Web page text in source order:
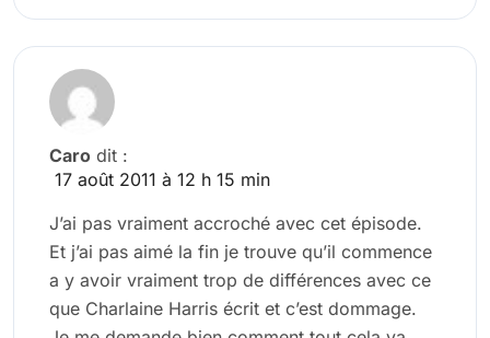
Caro dit :
17 août 2011 à 12 h 15 min
J’ai pas vraiment accroché avec cet épisode.
Et j’ai pas aimé la fin je trouve qu’il commence
a y avoir vraiment trop de différences avec ce
que Charlaine Harris écrit et c’est dommage.